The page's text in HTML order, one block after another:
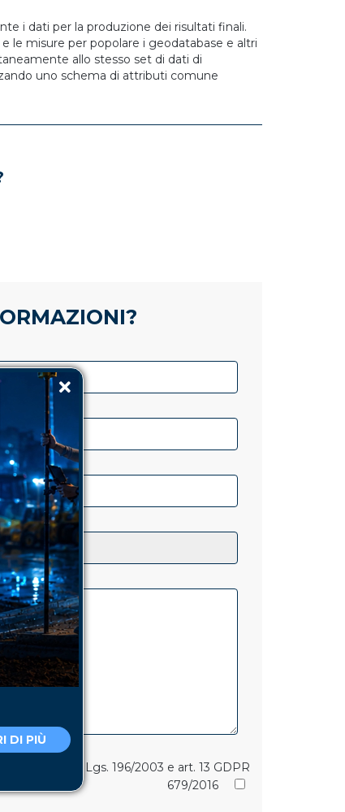
DI PIÙ
i dati per la produzione dei risultati finali.
le misure per popolare i geodatabase e altri
allo stesso set di dati di
uno schema di attributi comune
13 del D. Lgs. 196/2003 e art. 13 GDPR
679/2016